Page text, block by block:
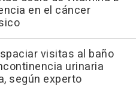
en el cáncer
visitas al baño
urinaria
según experto